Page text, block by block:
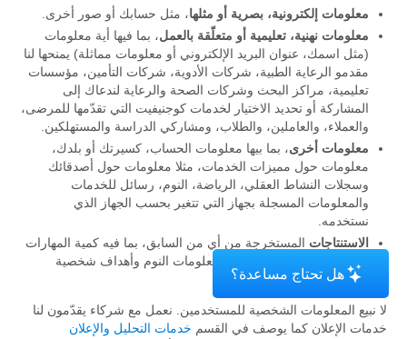
معلومات إلكترونية، بصرية أو مثلها، مثل حسابك أو صور أخرى.
معلومات نهنية، تعليمية أو متعلّقة بالعمل، بما فيها أية معلومات
(مثل اسمك، عنوان البريد الإلكتروني أو معلومات مماثلة) يمنحها لنا
مقدمو الرعاية الطبية، شركات الأدوية، شركات التأمين، مؤسسات
تعليمية، مراكز البحث وشركات الصحة والرعاية لندعاك إلى
المشاركة أو تحديد الاختيار لخدمات كوجنيفيت التي تقدّمها للمرضى،
والعملاء، والعاملين، والطلاب، ومشاركي الدراسة والمستهلكين.
معلومات أخرى، بما بيها معلومات الحساب، كسيرتك أو بلدك،
معلومات حول مميزات الخدمات، مثلا معلومات حول أصدقائك
وسجلات النشاط العقلي، الرياضة، النوم، رسائل للخدمات
والمعلومات المسجلة بجهاز التي تتغير بحسب الجهاز الذي
نستخدمه.
الاستنتاجات المستخرجة من أي من السابق، بما فيه كمية المهارات
المعرفية التي قيّمتها، درّبتها، معلومات النوم وأهداف شخصية
للرياضة والنشاط.
لا نبيع المعلومات الشخصية للمستخدمين. نعمل مع شركاء يقدّمون لنا
خدمات الإعلان كما يوصف في القسم خدمات التحليل والإعلان
هل تحتاج مساعدة؟